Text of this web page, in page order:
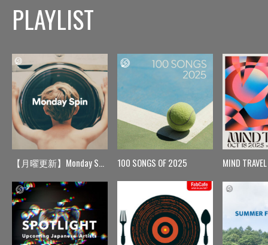
PLAYLIST
【月曜更新】Monday Spin 100 SONGS OF 2025 MIND TRAVEL